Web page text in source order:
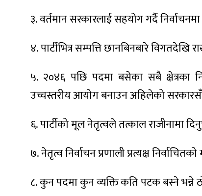
३. वर्तमान सरकारलाई सहयोग गर्दै
४. पार्टीभित्र सम्पत्ति छानबिनबारे
५. २०४६ पछि पदमा बसेका सबै क्षेत्रका
उच्चस्तरीय आयोग बनाउन अहिलेको
६. पार्टीको मूल नेतृत्वले तत्काल राजीनामा
७. नेतृत्व निर्वाचन प्रणाली प्रत्यक्ष
८. कुन पदमा कुन व्यक्ति कति पटक बस्ने भन्ने